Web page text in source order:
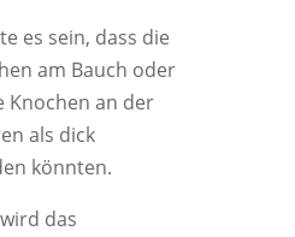
es sein, dass die
am Bauch oder
Knochen an der
als dick
könnten.
das